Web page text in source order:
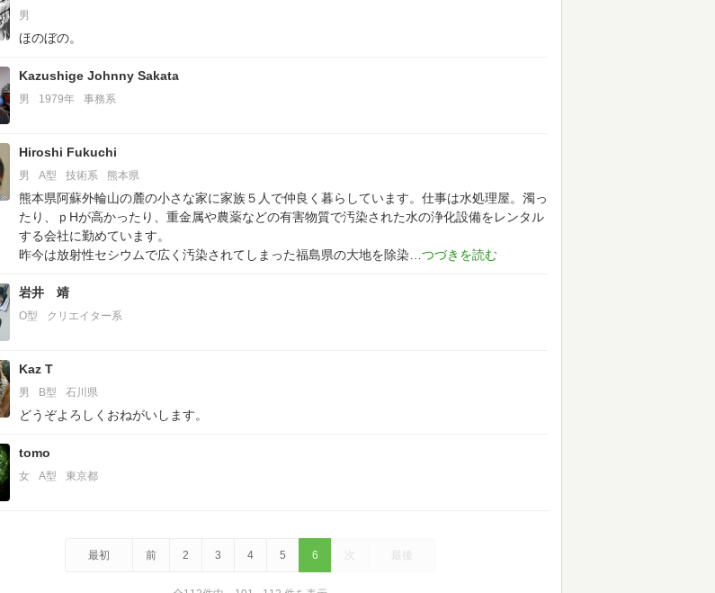
男
ほのぼの。
Kazushige Johnny Sakata
男 1979年 事務系
Hiroshi Fukuchi
男 A型 技術系 熊本県
熊本県阿蘇外輪山の麓の小さな家に家族５人で仲良く暮らしています。仕事は水処理屋。濁っ
たり、ｐHが高かったり、重金属や農薬などの有害物質で汚染された水の浄化設備をレンタル
する会社に勤めています。
昨今は放射性セシウムで広く汚染されてしまった福島県の大地を除染
岩井 靖
O型 クリエイター系
Kaz T
男 B型 石川県
どうぞよろしくおねがいします。
tomo
女 A型 東京都
最初 前 2 3 4 5 6 次 最後